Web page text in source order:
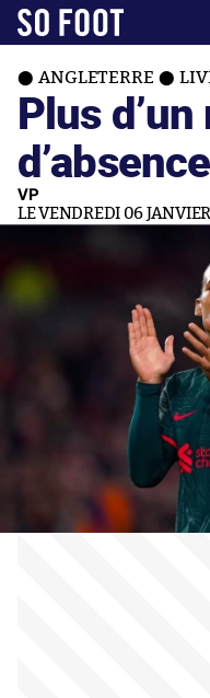
ANGLETERRE
Plus
VP
LE VENDREDI 06